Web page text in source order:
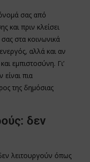
σας από
και πριν κλείσει
στα κοινωνικά
αλλά και αν
εμπιστοσύνη. Γι’
πια
της δημόσιας
δεν
λειτουργούν όπως